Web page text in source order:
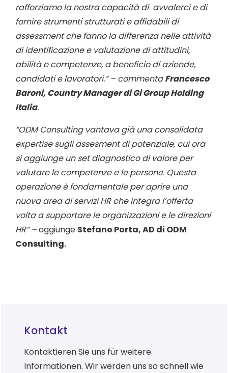
rafforziamo la nostra capacità di avvalerci e di
fornire strumenti strutturati e affidabili di
assessment che fanno la differenza nelle attività
di identificazione e valutazione di attitudini,
abilità e competenze, a beneficio di aziende,
candidati e lavoratori.” – commentaFrancesco
Baroni, Country Manager di Gi Group Holding
Italia.
“ODM Consulting vantava già una consolidata
expertise sugli assesment di potenziale, cui ora
si aggiunge un set diagnostico di valore per
valutare le competenze e le persone. Questa
operazione è fondamentale per aprire una
nuova area di servizi HR che integra l’offerta
volta a supportare le organizzazioni e le direzioni
HR” –aggiunge Stefano Porta, AD di ODM
Consulting.
Kontakt
Kontaktieren Sie uns für weitere
Informationen. Wir werden uns so schnell wie